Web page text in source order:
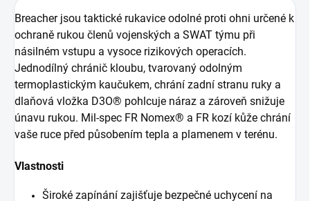
Breacher jsou taktické rukavice odolné proti ohni určené k
ochraně rukou členů vojenských a SWAT týmu při
násilném vstupu a vysoce rizikových operacích.
Jednodílný chránič kloubu, tvarovaný odolným
termoplastickým kaučukem, chrání zadní stranu ruky a
dlaňová vložka D3O® pohlcuje náraz a zároveň snižuje
únavu rukou. Mil-spec FR Nomex® a FR kozí kůže chrání
vaše ruce před působením tepla a plamenem v terénu.
Vlastnosti
Široké zapínání zajišťuje bezpečné uchycení na